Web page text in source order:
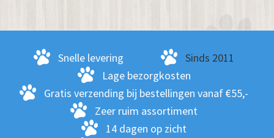
Snelle levering
Sinds 2011
Lage bezorgkosten
Gratis verzending bij bestellingen vanaf €55,-
Zeer ruim assortiment
14 dagen op zicht